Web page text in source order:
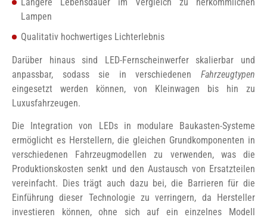
Lampen
Qualitativ hochwertiges Lichterlebnis
Darüber hinaus sind LED-Fernscheinwerfer skalierbar und
anpassbar, sodass sie in verschiedenen Fahrzeugtypen
eingesetzt werden können, von Kleinwagen bis hin zu
Luxusfahrzeugen.
Die Integration von LEDs in modulare Baukasten-Systeme
ermöglicht es Herstellern, die gleichen Grundkomponenten in
verschiedenen Fahrzeugmodellen zu verwenden, was die
Produktionskosten senkt und den Austausch von Ersatzteilen
vereinfacht. Dies trägt auch dazu bei, die Barrieren für die
Einführung dieser Technologie zu verringern, da Hersteller
investieren können, ohne sich auf ein einzelnes Modell